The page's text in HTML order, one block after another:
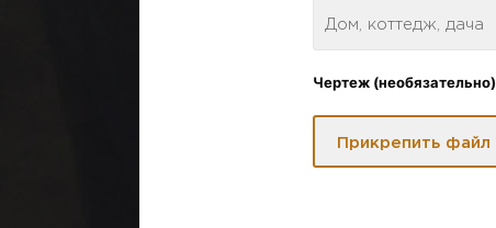
Дом, коттедж, дача
Чертеж (необязательно)
Прикрепить файл